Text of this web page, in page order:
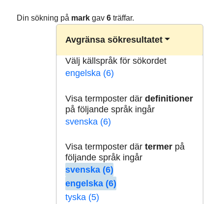
Din sökning på markgav 6träffar.
Avgränsa sökresultatet
Välj källspråk för sökordet
engelska (6)
Visa termposter där definitioner
på följande språk ingår
svenska (6)
Visa termposter där termerpå
följande språk ingår
svenska (6)
engelska (6)
tyska (5)